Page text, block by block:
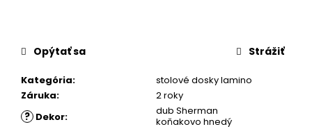
Kategória:
stolové dosky lamino
Záruka: 2 roky
? Dekor:
dub Sherman
koňakovo hnedý
Opýtať sa Strážiť